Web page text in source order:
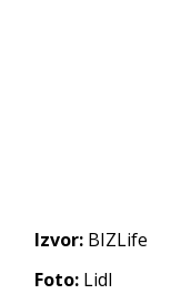
Izvor: BIZLife
Foto: Lidl